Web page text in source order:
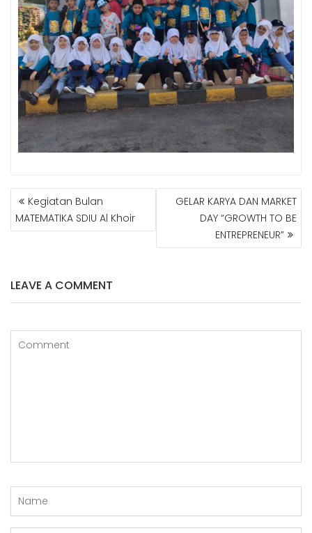
NAVIGASI
POSKegiatan Bulan
MATEMATIKA SDIU Al Khoir
GELAR KARYA DAN MARKET
DAY “GROWTH TO BE
ENTREPRENEUR”
LEAVE A COMMENT